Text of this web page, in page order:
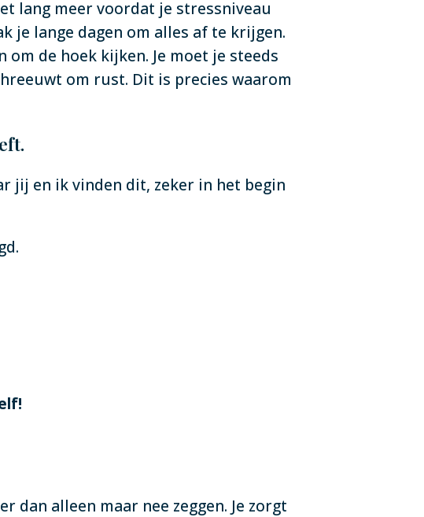
lang meer voordat je stressniveau
je lange dagen om alles af te krijgen.
de hoek kijken. Je moet je steeds
om rust. Dit is precies waarom
jij en ik vinden dit, zeker in het begin
dan alleen maar nee zeggen. Je zorgt